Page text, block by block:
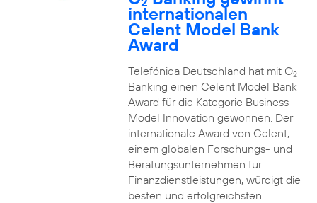
internationalen
Celent Model Bank
Award
Telefónica Deutschland hat mit O2
Banking einen Celent Model Bank
Award für die Kategorie Business
Model Innovation gewonnen. Der
internationale Award von Celent,
einem globalen Forschungs- und
Beratungsunternehmen für
Finanzdienstleistungen, würdigt die
besten und erfolgreichsten